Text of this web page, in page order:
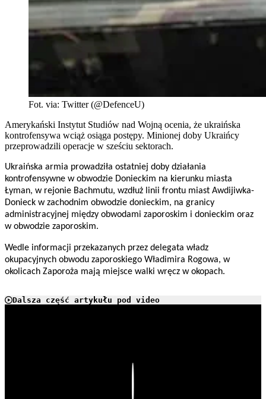
Fot. via: Twitter (@DefenceU)
Amerykański Instytut Studiów nad Wojną ocenia, że ukraińska
kontrofensywa wciąż osiąga postępy. Minionej doby Ukraińcy
przeprowadzili operacje w sześciu sektorach.
Ukraińska armia prowadziła ostatniej doby działania
kontrofensywne w obwodzie Donieckim na kierunku miasta
Łyman, w rejonie Bachmutu, wzdłuż linii frontu miast Awdijiwka-
Donieck w zachodnim obwodzie donieckim, na granicy
administracyjnej między obwodami zaporoskim i donieckim oraz
w obwodzie zaporoskim.
Wedle informacji przekazanych przez delegata władz
okupacyjnych obwodu zaporoskiego Władimira Rogowa, w
okolicach Zaporoża mają miejsce walki wręcz w okopach.
Dalsza część artykułu pod video